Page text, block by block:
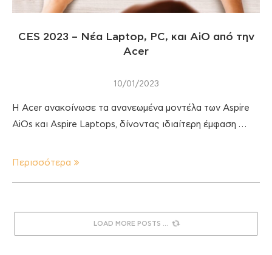
CES 2023 – Νέα Laptop, PC, και AiO από την
Acer
10/01/2023
Η Acer ανακοίνωσε τα ανανεωμένα μοντέλα των Aspire
ΑiOs και Aspire Laptops, δίνοντας ιδιαίτερη έμφαση …
Περισσότερα
LOAD MORE POSTS